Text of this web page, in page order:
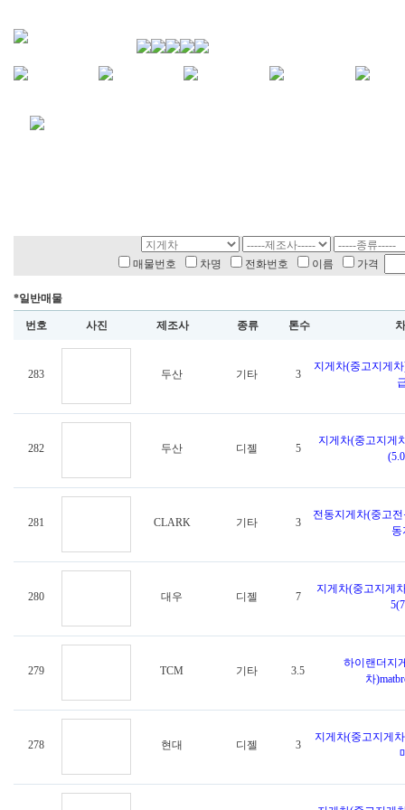
매물번호 차명 전화번호 이름 가격
*일반매물
번호 사진 제조사 종류 톤수
283 두산 기타 3
지게차(중고지게
282 두산 디젤 5
지게차(중고지게
281 CLARK 기타 3
전동지게차(중고
동
280 대우 디젤 7
지게차(중고지게
279 TCM 기타 3.5
하이랜더지
차
278 현대 디젤 3
지게차(중고지게